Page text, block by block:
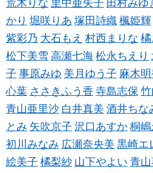
荒木りな 里中亜矢子 田村みゆ
かり 堀咲りあ 塚田詩織 楓姫輝
紫彩乃 大石もえ 村西まりな
松下美雪 高瀬七海 松永ちえり
子 事原みゆ 美月ゆう子 麻木明
心葉 ささきふう香 寺島志保
青山亜里沙 白井真美 酒井ちな
とみ 矢吹京子 沢口あすか 桐
初川みなみ 広瀬奈央美 黒崎エ
絵美子 橘梨紗 山下やよい 青